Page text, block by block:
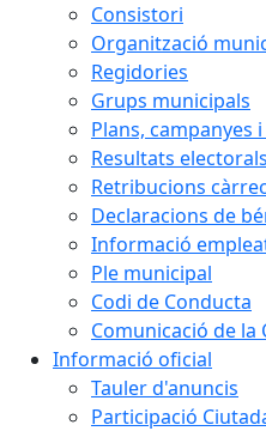
Consistori
Organització
Regidories
Grups municipals
Plans, campanyes
Resultats electorals
Retribucions
Declaracions de
Informació
Ple municipal
Codi de Conducta
Comunicació de la
Informació oficial
Tauler d'anuncis
Participació